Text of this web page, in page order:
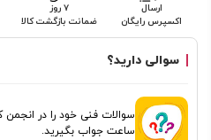
ارسال
اکسپرس رایگان
۷ روز
ضمانت بازگشت کالا
سوالی دارید؟
ساعت جواب بگیرید.